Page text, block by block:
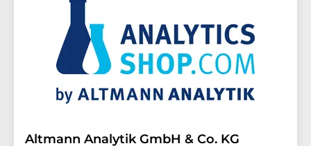
Altmann Analytik GmbH & Co. KG